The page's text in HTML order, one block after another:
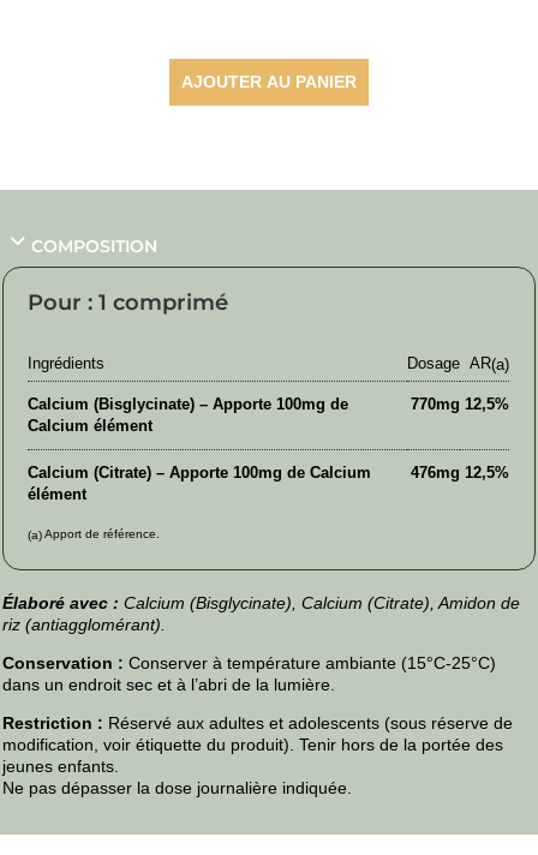
AJOUTER AU PANIER
COMPOSITION
Pour : 1 comprimé
Ingrédients Dosage AR(a)
Calcium (Bisglycinate) – Apporte 100mg de
Calcium élément
770mg 12,5%
Calcium (Citrate) – Apporte 100mg de Calcium
élément
476mg 12,5%
(a)Apport de référence.
Élaboré avec : Calcium (Bisglycinate), Calcium (Citrate), Amidon de
riz (antiagglomérant).
Conservation : Conserver à température ambiante (15°C-25°C)
dans un endroit sec et à l’abri de la lumière.
Restriction : Réservé aux adultes et adolescents (sous réserve de
modification, voir étiquette du produit). Tenir hors de la portée des
jeunes enfants.
Ne pas dépasser la dose journalière indiquée.